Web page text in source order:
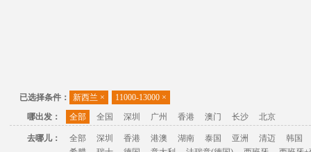
已选择条件： 新西兰 × 11000-13000 ×
哪出发：
全部 全国 深圳 广州 香港 澳门 长沙 北京
去哪儿： 全部 深圳 香港 港澳 湖南 泰国 亚洲 清迈
韩国